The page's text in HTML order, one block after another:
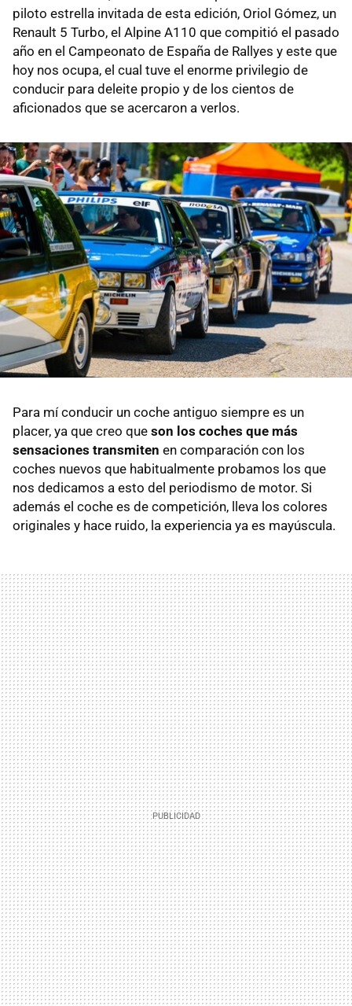
piloto estrella invitada de esta edición, Oriol Gómez, un
Renault 5 Turbo, el Alpine A110 que compitió el pasado
año en el Campeonato de España de Rallyes y este que
hoy nos ocupa, el cual tuve el enorme privilegio de
conducir para deleite propio y de los cientos de
aficionados que se acercaron a verlos.
Para mí conducir un coche antiguo siempre es un
placer, ya que creo que son los coches que más
sensaciones transmiten en comparación con los
coches nuevos que habitualmente probamos los que
nos dedicamos a esto del periodismo de motor. Si
además el coche es de competición, lleva los colores
originales y hace ruido, la experiencia ya es mayúscula.